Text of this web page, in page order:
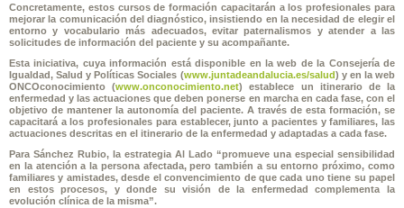
Concretamente, estos cursos de formación capacitarán a los profesionales para
mejorar la comunicación del diagnóstico, insistiendo en la necesidad de elegir el
entorno y vocabulario más adecuados, evitar paternalismos y atender a las
solicitudes de información del paciente y su acompañante.
Esta iniciativa, cuya información está disponible en la web de la Consejería de
Igualdad, Salud y Políticas Sociales (www.juntadeandalucia.es/salud) y en la web
ONCOconocimiento (www.onconocimiento.net) establece un itinerario de la
enfermedad y las actuaciones que deben ponerse en marcha en cada fase, con el
objetivo de mantener la autonomía del paciente. A través de esta formación, se
capacitará a los profesionales para establecer, junto a pacientes y familiares, las
actuaciones descritas en el itinerario de la enfermedad y adaptadas a cada fase.
Para Sánchez Rubio, la estrategia Al Lado “promueve una especial sensibilidad
en la atención a la persona afectada, pero también a su entorno próximo, como
familiares y amistades, desde el convencimiento de que cada uno tiene su papel
en estos procesos, y donde su visión de la enfermedad complementa la
evolución clínica de la misma”.